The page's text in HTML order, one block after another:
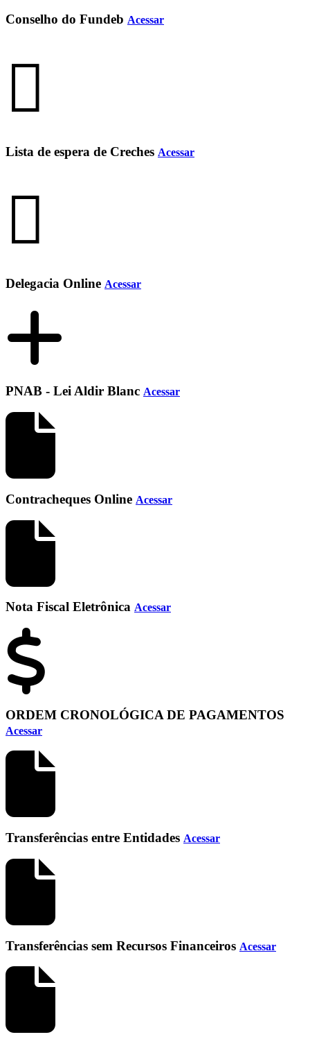
Conselho do Fundeb Acessar
Lista de espera de Creches Acessar
Delegacia Online Acessar
PNAB - Lei Aldir Blanc Acessar
Contracheques Online Acessar
Nota Fiscal Eletrônica Acessar
ORDEM CRONOLÓGICA DE PAGAMENTOS
Acessar
Transferências entre Entidades Acessar
Transferências sem Recursos Financeiros Acessar